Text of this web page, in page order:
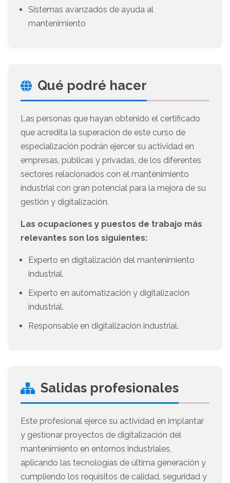
Sistemas avanzados de ayuda al
mantenimiento
Qué podré hacer
Las personas que hayan obtenido el certificado
que acredita la superación de este curso de
especialización podrán ejercer su actividad en
empresas, públicas y privadas, de los diferentes
sectores relacionados con el mantenimiento
industrial con gran potencial para la mejora de su
gestión y digitalización.
Las ocupaciones y puestos de trabajo más
relevantes son los siguientes:
Experto en digitalización del mantenimiento
industrial.
Experto en automatización y digitalización
industrial.
Responsable en digitalización industrial.
Salidas profesionales
Este profesional ejerce su actividad en implantar
y gestionar proyectos de digitalización del
mantenimiento en entornos industriales,
aplicando las tecnologías de última generación y
cumpliendo los requisitos de calidad, seguridad y